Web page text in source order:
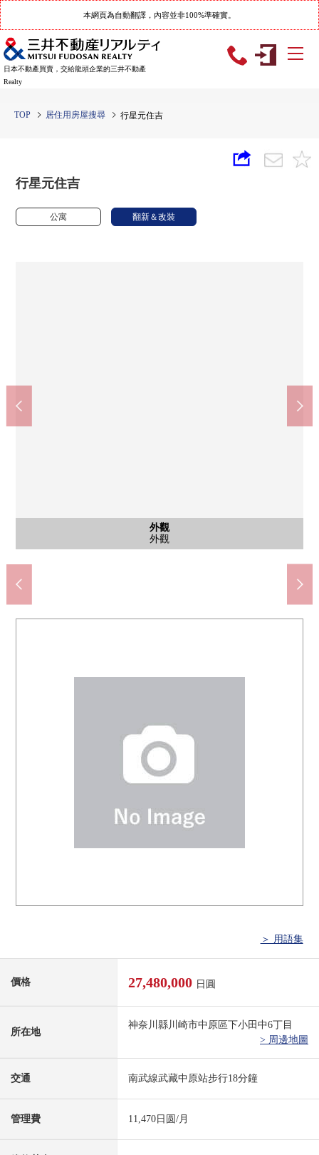
本網頁為自動翻譯，內容並非100%準確實。
日本不動產買賣，交給龍頭企業的三井不動產
Realty
TOP 居住用房屋搜尋 行星元住吉
行星元住吉
公寓 翻新＆改裝
外觀
外觀
客廳
約15.7張塌塌米LDK
客廳
約15.7張塌塌米LDK
客廳
約15.7張塌塌米LDK
廚房
組合廚房
廚房
凈水功能在的組合廚房
洗臉
盥洗台
公共汽車
附帶再加熱可的浴室換氣乾燥暖氣機的浴室
廁所
廁所
西式房間
約5.5張塌塌米西式房間(1)
西式房間
約5.5張塌塌米西式房間(1)
西式房間
約5.5張塌塌米西式房間(2)
西式房間
約5.5張塌塌米西式房間(2)
洗臉
洗臉室
門口
門口
收納
鞋櫃
門口
在西式房間(1)的嵌入式衣櫃
收納
在西式房間(2)的嵌入式衣櫃
陽台
陽台
入口
入口
共有部分
垃圾場地
Mybasket下小田中的商店(約370m)
Maruetsu子母口商店(約590m)
橘公園(約470m)
川崎市立下小田中的小學(約510m)
川崎市立西中原中學(約1500m)
＞ 用語集
價格 27,480,000 日圓
所在地
神奈川縣川崎市中原區下小田中6丁目
> 周邊地圖
交通 南武線武藏中原站步行18分鐘
管理費 11,470日圆/月